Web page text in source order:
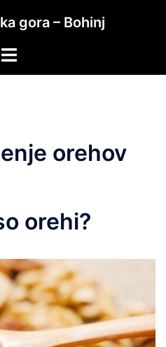
gora – Bohinj
Toggle
orehov
orehi?